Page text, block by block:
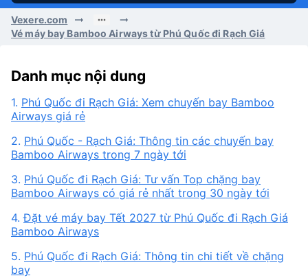
Vexere.com
Vé máy bay Bamboo Airways từ Phú Quốc đi Rạch Giá
Danh mục nội dung
1. Phú Quốc đi Rạch Giá: Xem chuyến bay Bamboo
Airways giá rẻ
2. Phú Quốc - Rạch Giá: Thông tin các chuyến bay
Bamboo Airways trong 7 ngày tới
3. Phú Quốc đi Rạch Giá: Tư vấn Top chặng bay
Bamboo Airways có giá rẻ nhất trong 30 ngày tới
4.Đặt vé máy bay Tết 2027 từ Phú Quốc đi Rạch Giá
Bamboo Airways
5. Phú Quốc đi Rạch Giá: Thông tin chi tiết về chặng
bay